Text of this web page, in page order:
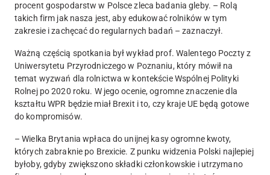
procent gospodarstw w Polsce zleca badania gleby. – Rolą
takich firm jak nasza jest, aby edukować rolników w tym
zakresie i zachęcać do regularnych badań – zaznaczył.
Ważną częścią spotkania był wykład prof. Walentego Poczty z
Uniwersytetu Przyrodniczego w Poznaniu, który mówił na
temat wyzwań dla rolnictwa w kontekście Wspólnej Polityki
Rolnej po 2020 roku. W jego ocenie, ogromne znaczenie dla
kształtu WPR będzie miał Brexit i to, czy kraje UE będą gotowe
do kompromisów.
– Wielka Brytania wpłaca do unijnej kasy ogromne kwoty,
których zabraknie po Brexicie. Z punku widzenia Polski najlepiej
byłoby, gdyby zwiększono składki członkowskie i utrzymano